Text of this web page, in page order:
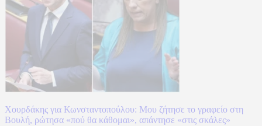
Χουρδάκης για Κωνσταντοπούλου: Μου ζήτησε το γραφείο στη
Βουλή, ρώτησα «πού θα κάθομαι», απάντησε «στις σκάλες»